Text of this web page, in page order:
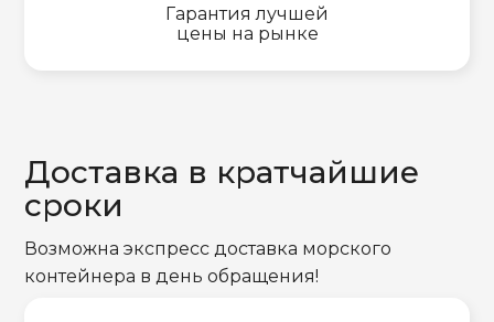
Гарантия лучшей
цены на рынке
Доставка в кратчайшие
сроки
Возможна экспресс доставка морского
контейнера в день обращения!